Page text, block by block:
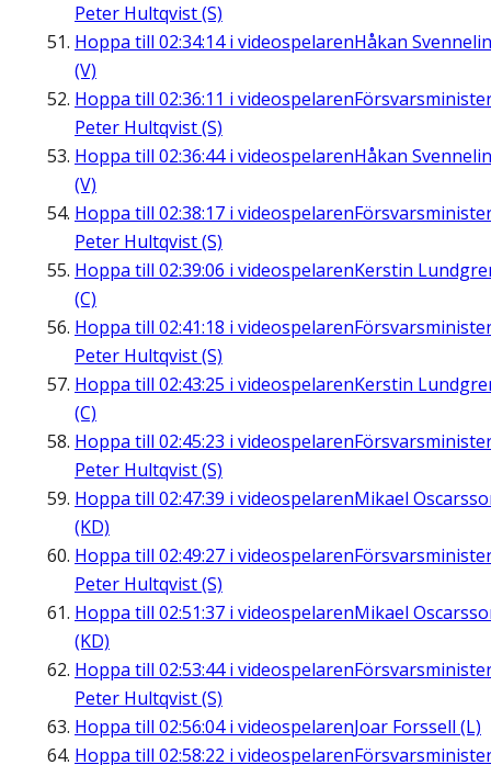
Peter Hultqvist (S)
Hoppa till 02:34:14i videospelarenHåkan
(V)
Hoppa till 02:36:11 i videospelaren
Peter Hultqvist (S)
Hoppa till 02:36:44i videospelarenHåkan
(V)
Hoppa till 02:38:17 i videospelaren
Peter Hultqvist (S)
Hoppa till 02:39:06 i videospelarenKerstin
(C)
Hoppa till 02:41:18 i videospelaren
Peter Hultqvist (S)
Hoppa till 02:43:25 i videospelarenKerstin
(C)
Hoppa till 02:45:23 i videospelaren
Peter Hultqvist (S)
Hoppa till 02:47:39 i videospelarenMikael
(KD)
Hoppa till 02:49:27 i videospelaren
Peter Hultqvist (S)
Hoppa till 02:51:37 i videospelarenMikael
(KD)
Hoppa till 02:53:44i videospelaren
Peter Hultqvist (S)
Hoppa till 02:56:04i videospelarenJoar Forssell (L)
Hoppa till 02:58:22 i videospelaren